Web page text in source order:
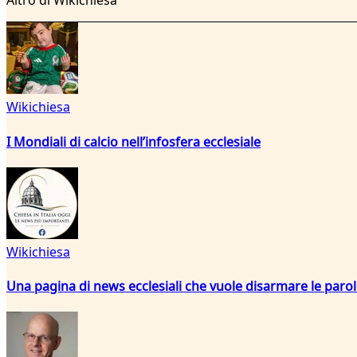
Wikichiesa
I Mondiali di calcio nell’infosfera ecclesiale
Wikichiesa
Una pagina di news ecclesiali che vuole disarmare le